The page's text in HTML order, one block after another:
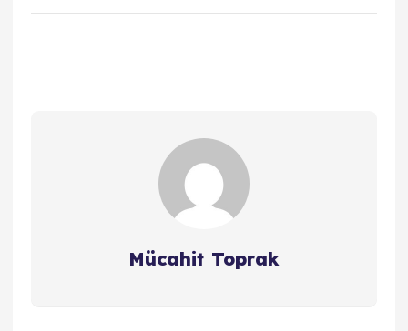
Mücahit Toprak